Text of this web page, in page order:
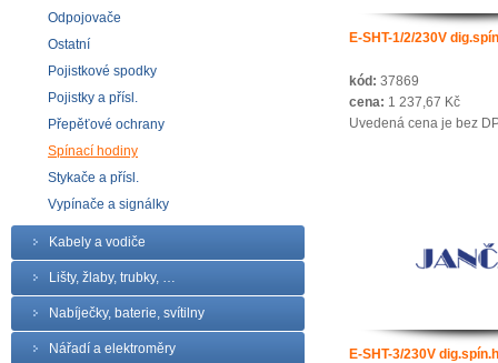
Odpojovače
Ostatní
Pojistkové spodky
Pojistky a přísl.
Přepěťové ochrany
Spínací hodiny
Stykače a přísl.
Vypínače a signálky
Kabely a vodiče
Lišty, žlaby, trubky, …
Nabíječky, baterie, svítilny
Nářadí a elektroměry
E-SHT-1/2/230V
kód: 37869
cena: 1 237,67 Kč
Uvedená cena je bez
E-SHT-3/230V